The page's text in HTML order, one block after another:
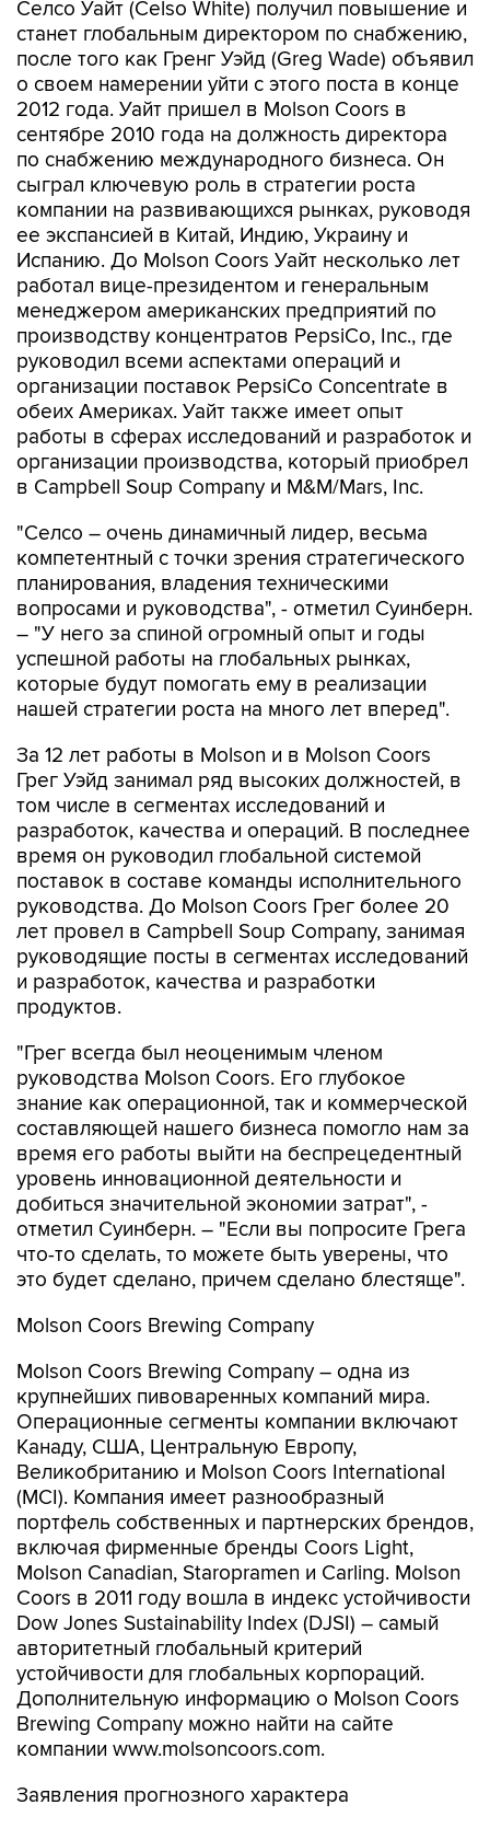
Селсо Уайт (Celso White) получил повышение и
станет глобальным директором по снабжению,
после того как Гренг Уэйд (Greg Wade) объявил
о своем намерении уйти с этого поста в конце
2012 года. Уайт пришел в Molson Coors в
сентябре 2010 года на должность директора
по снабжению международного бизнеса. Он
сыграл ключевую роль в стратегии роста
компании на развивающихся рынках, руководя
ее экспансией в Китай, Индию, Украину и
Испанию. До Molson Coors Уайт несколько лет
работал вице-президентом и генеральным
менеджером американских предприятий по
производству концентратов PepsiCo, Inc., где
руководил всеми аспектами операций и
организации поставок PepsiCo Concentrate в
обеих Америках. Уайт также имеет опыт
работы в сферах исследований и разработок и
организации производства, который приобрел
в Campbell Soup Company и M&M/Mars, Inc.
"Селсо – очень динамичный лидер, весьма
компетентный с точки зрения стратегического
планирования, владения техническими
вопросами и руководства", - отметил Суинберн.
– "У него за спиной огромный опыт и годы
успешной работы на глобальных рынках,
которые будут помогать ему в реализации
нашей стратегии роста на много лет вперед".
За 12 лет работы в Molson и в Molson Coors
Грег Уэйд занимал ряд высоких должностей, в
том числе в сегментах исследований и
разработок, качества и операций. В последнее
время он руководил глобальной системой
поставок в составе команды исполнительного
руководства. До Molson Coors Грег более 20
лет провел в Campbell Soup Company, занимая
руководящие посты в сегментах исследований
и разработок, качества и разработки
продуктов.
"Грег всегда был неоценимым членом
руководства Molson Coors. Его глубокое
знание как операционной, так и коммерческой
составляющей нашего бизнеса помогло нам за
время его работы выйти на беспрецедентный
уровень инновационной деятельности и
добиться значительной экономии затрат", -
отметил Суинберн. – "Если вы попросите Грега
что-то сделать, то можете быть уверены, что
это будет сделано, причем сделано блестяще".
Molson Coors Brewing Company
Molson Coors Brewing Company – одна из
крупнейших пивоваренных компаний мира.
Операционные сегменты компании включают
Канаду, США, Центральную Европу,
Великобританию и Molson Coors International
(MCI). Компания имеет разнообразный
портфель собственных и партнерских брендов,
включая фирменные бренды Coors Light,
Molson Canadian, Staropramen и Carling. Molson
Coors в 2011 году вошла в индекс устойчивости
Dow Jones Sustainability Index (DJSI) – самый
авторитетный глобальный критерий
устойчивости для глобальных корпораций.
Дополнительную информацию о Molson Coors
Brewing Company можно найти на сайте
компании www.molsoncoors.com.
Заявления прогнозного характера